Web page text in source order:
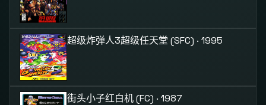
超级炸弹人3超级任天堂 (SFC) · 1995
街头小子红白机 (FC) · 1987